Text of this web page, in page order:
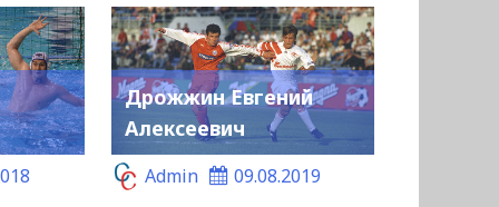
Дрожжин Евгений
Алексеевич
Admin
09.08.2019